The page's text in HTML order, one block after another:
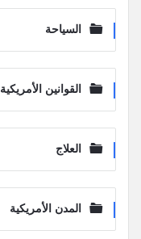
السياحة
القوانين الأمريكية
العلاج
المدن الأمريكية